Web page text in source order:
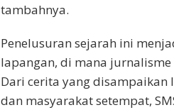
tambahnya.
Penelusuran sejarah ini
lapangan, di mana
Dari cerita yang disampaikan
dan masyarakat setempat,